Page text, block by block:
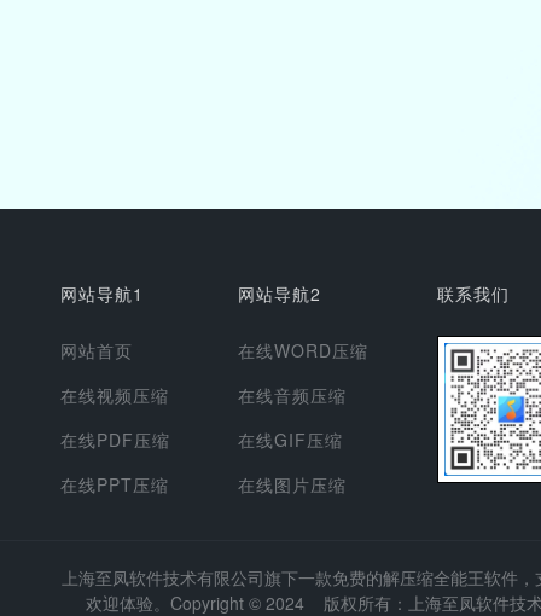
网站导航1
网站首页
在线视频压缩
在线PDF压缩
在线PPT压缩
网站导航2
在线WORD压缩
在线音频压缩
在线GIF压缩
在线图片压缩
联系我们
上海至凤软件技术有限公司旗下一款免费的解压缩全能王软件
欢迎体验。Copyright © 2024 版权所有：上海至凤软件技